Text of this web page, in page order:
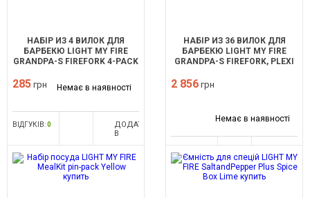
НАБІР ИЗ 4 ВИЛОК ДЛЯ
БАРБЕКЮ LIGHT MY FIRE
GRANDPA-S FIREFORK 4-PACK
285 грн Немає в наявності
ВІДГУКІВ:0
ДОДАТИ
В
НАБІР ИЗ 36 ВИЛОК ДЛЯ
БАРБЕКЮ LIGHT MY FIRE
GRANDPA-S FIREFORK, PLEXI
2 856 грн
Немає в наявності
В